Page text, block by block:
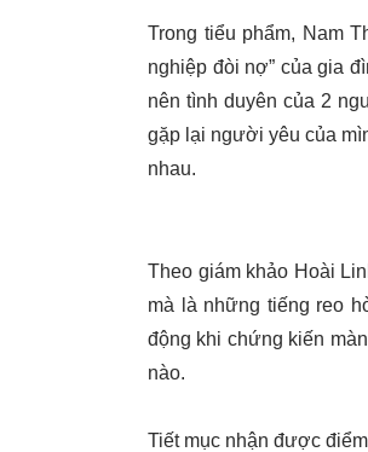
Trong tiểu phẩm, Nam
nghiệp đòi nợ” của gia
nên tình duyên của 2
gặp lại người yêu của
nhau.
Theo giám khảo Hoài
mà là những tiếng reo
động khi chứng kiến
nào.
Tiết mục nhận được